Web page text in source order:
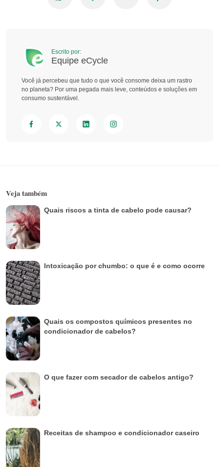
Escrito por:
Equipe eCycle
Você já percebeu que tudo o que você consome deixa um rastro
no planeta? Por uma pegada mais leve, conteúdos e soluções em
consumo sustentável.
Veja também
Quais riscos a tinta de cabelo pode causar?
Intoxicação por chumbo: o que é e como ocorre
Quais os compostos químicos presentes no
condicionador de cabelos?
O que fazer com secador de cabelos antigo?
Receitas de shampoo e condicionador caseiro